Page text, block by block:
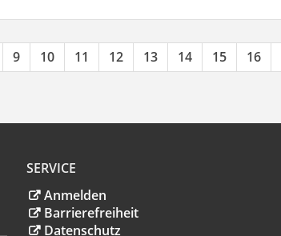
9 10 11 12 13 14 15 16
SERVICE
Anmelden
Barrierefreiheit
Datenschutz